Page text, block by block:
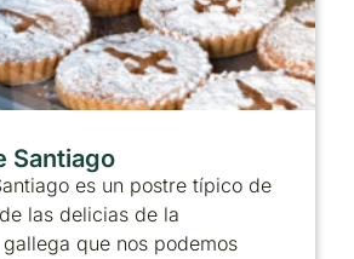
Santiago
es un postre típico de
las delicias de la
que nos podemos